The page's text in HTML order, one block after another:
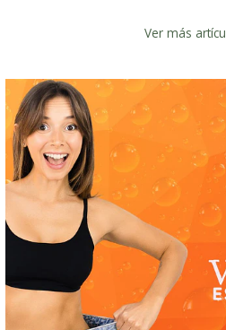
Ver más